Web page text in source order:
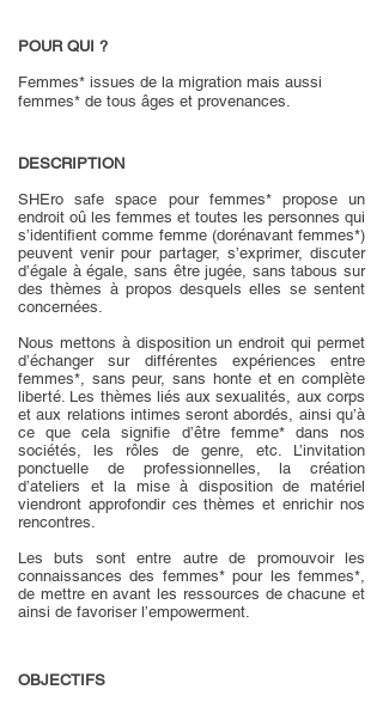
POUR QUI ?
Femmes* issues de la migration mais aussi
femmes* de tous âges et provenances.​
DESCRIPTION
SHEro safe space pour femmes* propose un
endroit oû les femmes et toutes les personnes qui
s’identifient comme femme (dorénavant femmes*)
peuvent venir pour partager, s’exprimer, discuter
d’égale à égale, sans être jugée, sans tabous sur
des thèmes à propos desquels elles se sentent
concernées.
Nous mettons à disposition un endroit qui permet
d’échanger sur différentes expériences entre
femmes*, sans peur, sans honte et en complète
liberté. Les thèmes liés aux sexualités, aux corps
et aux relations intimes seront abordés, ainsi qu’à
ce que cela signifie d’être femme* dans nos
sociétés, les rôles de genre, etc. L’invitation
ponctuelle de professionnelles, la création
d’ateliers et la mise à disposition de matériel
viendront approfondir ces thèmes et enrichir nos
rencontres.
Les buts sont entre autre de promouvoir les
connaissances des femmes* pour les femmes*,
de mettre en avant les ressources de chacune et
ainsi de favoriser l’empowerment.
OBJECTIFS